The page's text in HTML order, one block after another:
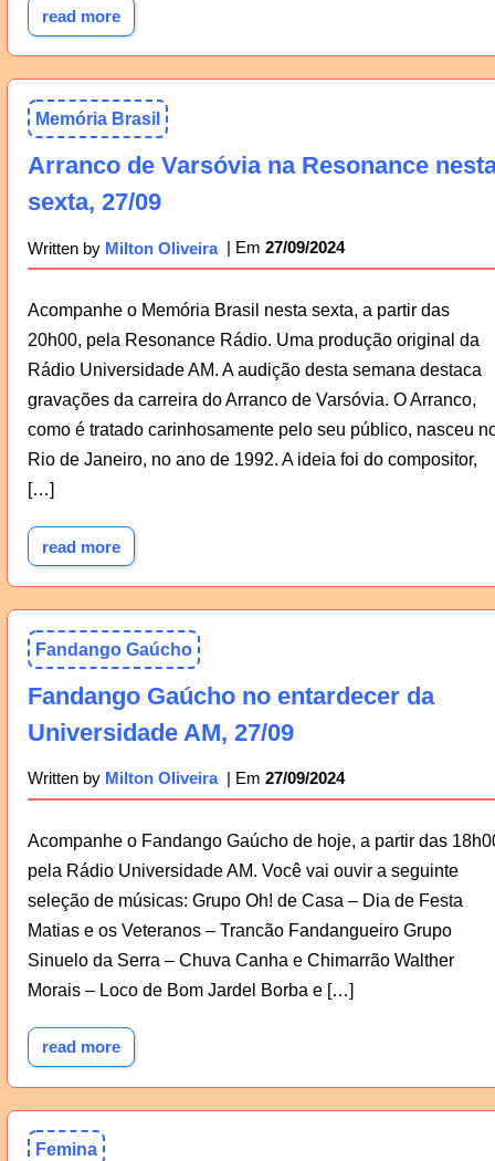
read more
Memória Brasil
Arranco de Varsóvia na Resonance
sexta, 27/09
Written by Milton Oliveira 27/09/2024
Acompanhe o Memória Brasil nesta sexta, a partir das
20h00, pela Resonance Rádio. Uma produção original da
Rádio Universidade AM. A audição desta semana destaca
gravações da carreira do Arranco de Varsóvia. O Arranco,
como é tratado carinhosamente pelo seu público, nasceu
Rio de Janeiro, no ano de 1992. A ideia foi do compositor,
[…]
read more
Fandango Gaúcho
Fandango Gaúcho no entardecer da
Universidade AM, 27/09
Written by Milton Oliveira 27/09/2024
Acompanhe o Fandango Gaúcho de hoje, a partir das
pela Rádio Universidade AM. Você vai ouvir a seguinte
seleção de músicas: Grupo Oh! de Casa – Dia de Festa
Matias e os Veteranos – Trancão Fandangueiro Grupo
Sinuelo da Serra – Chuva Canha e Chimarrão Walther
Morais – Loco de Bom Jardel Borba e […]
read more
Femina